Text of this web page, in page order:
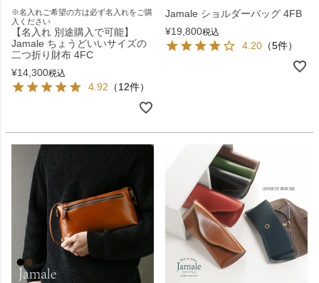
※名入れご希望の方は必ず名入れをご購
入ください
【名入れ 別途購入で可能】
Jamale ちょうどいいサイズの
二つ折り財布 4FC
¥14,300税込
4.92 （12件）
Jamale ショルダーバッグ 4FB
¥19,800税込
4.20 （5件）